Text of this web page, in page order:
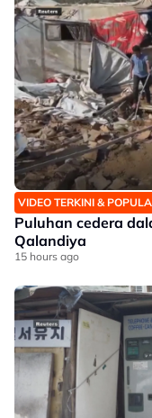
VIDEO TERKINI &
Puluhan cedera
Qalandiya
15 hours ago